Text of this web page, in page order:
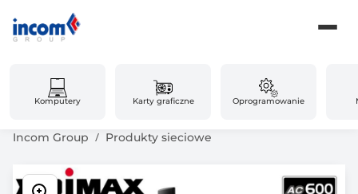
Komputery Karty graficzne Oprogramowanie
Incom Group Produkty sieciowe